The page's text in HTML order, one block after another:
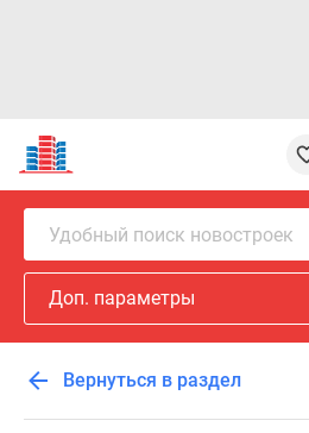
Новостройки
Квартиры
Ипотека
Новостройки
Москвы
Новостройки
Подмосковья
Новостройки
Москвы
Готовые
Удобный поиск новостроек
Доп. параметры
Вернуться в раздел